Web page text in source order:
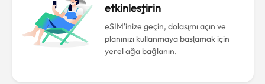
etkinleştirin
eSIM'inize geçin, dolaşımı açın ve
planınızı kullanmaya başlamak için
yerel ağa bağlanın.